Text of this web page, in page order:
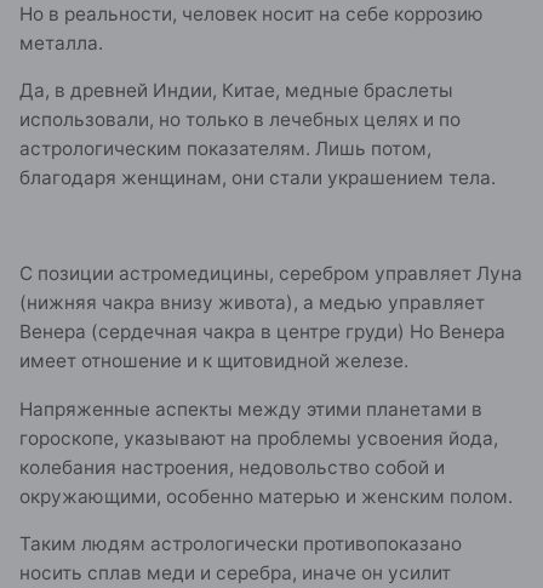
Но в реальности, человек носит на себе коррозию
металла.
Да, в древней Индии, Китае, медные браслеты
использовали, но только в лечебных целях и по
астрологическим показателям. Лишь потом,
благодаря женщинам, они стали украшением тела.
С позиции астромедицины, серебром управляет Луна
(нижняя чакра внизу живота), а медью управляет
Венера (сердечная чакра в центре груди) Но Венера
имеет отношение и к щитовидной железе.
Напряженные аспекты между этими планетами в
гороскопе, указывают на проблемы усвоения йода,
колебания настроения, недовольство собой и
окружающими, особенно матерью и женским полом.
Таким людям астрологически противопоказано
носить сплав меди и серебра, иначе он усилит